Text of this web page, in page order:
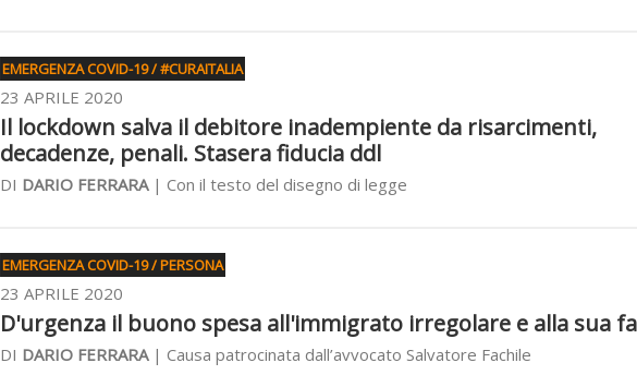
EMERGENZA COVID-19 / #CURAITALIA
23 APRILE 2020
Il lockdown salva il debitore inadempiente da risarcimenti,
decadenze, penali. Stasera fiducia ddl
DI DARIO FERRARA| Con il testo del disegno di legge
EMERGENZA COVID-19 / PERSONA
23 APRILE 2020
D'urgenza il buono spesa all'immigrato irregolare e alla sua
DI DARIO FERRARA| Causa patrocinata dall’avvocato Salvatore Fachile